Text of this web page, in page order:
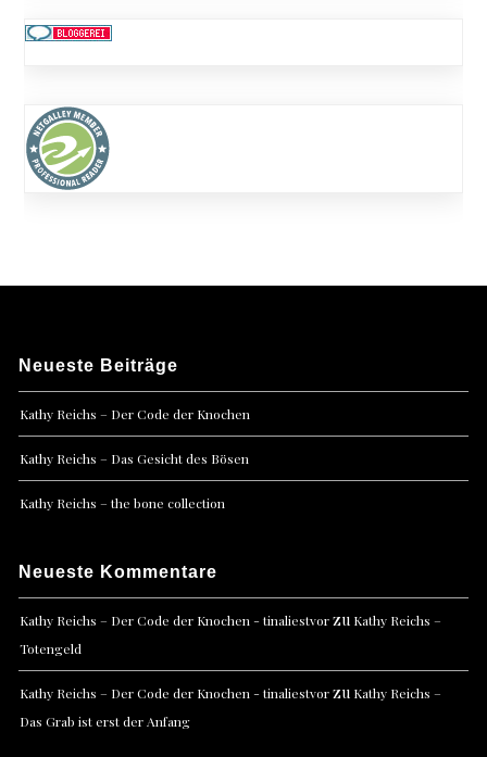
Neueste Beiträge
Kathy Reichs – Der Code der Knochen
Kathy Reichs – Das Gesicht des Bösen
Kathy Reichs – the bone collection
Neueste Kommentare
Kathy Reichs – Der Code der Knochen - tinaliestvorzu Kathy Reichs –
Totengeld
Kathy Reichs – Der Code der Knochen - tinaliestvorzu Kathy Reichs –
Das Grab ist erst der Anfang